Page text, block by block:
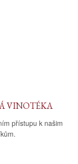
VINOTÉKA
přístupu k našim